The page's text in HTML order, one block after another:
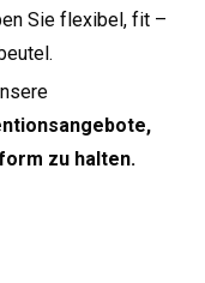
Sie flexibel, fit –
zu halten.